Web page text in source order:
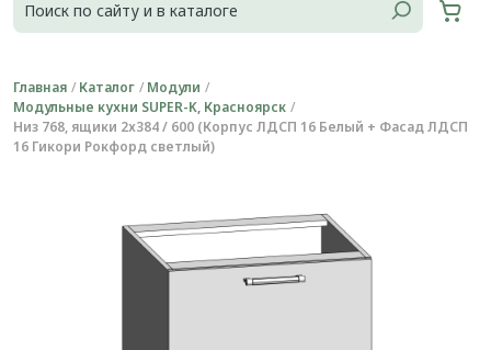
Главная Каталог
Модули
Модульные кухни SUPER-K, Красноярск
Низ 768, ящики 2х384 / 600 (Корпус ЛДСП 16 Белый + Фасад ЛДСП
16 Гикори Рокфорд светлый)